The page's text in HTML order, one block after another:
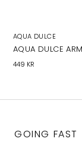
AQUA DULCE
AQUA DULCE
449 KR
GOING FAST